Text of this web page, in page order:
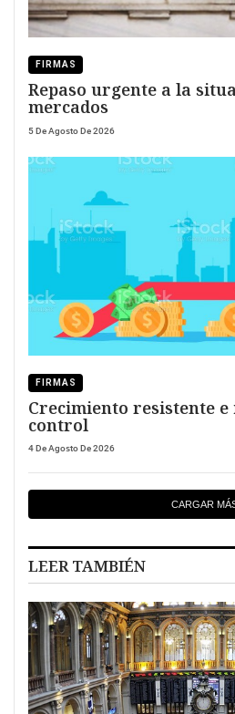
FIRMAS
Repaso urgente a la
mercados
5 De Agosto De 2026
FIRMAS
Crecimiento resistente
control
4 De Agosto De 2026
CARGAR
LEER TAMBIÉN